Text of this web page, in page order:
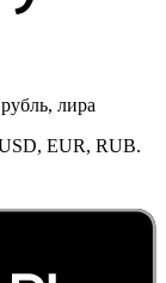
лира
EUR, RUB.